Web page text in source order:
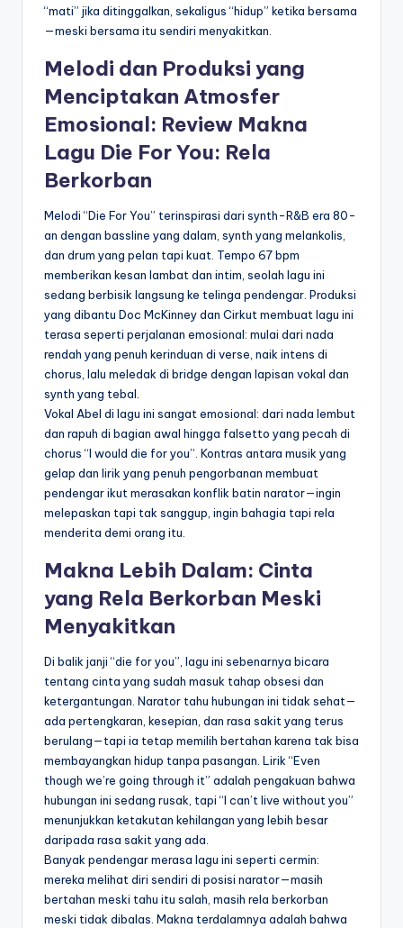
“mati” jika ditinggalkan, sekaligus “hidup” ketika bersama
—meski bersama itu sendiri menyakitkan.
Melodi dan Produksi yang
Menciptakan Atmosfer
Emosional: Review Makna
Lagu Die For You: Rela
Berkorban
Melodi “Die For You” terinspirasi dari synth-R&B era 80-
an dengan bassline yang dalam, synth yang melankolis,
dan drum yang pelan tapi kuat. Tempo 67 bpm
memberikan kesan lambat dan intim, seolah lagu ini
sedang berbisik langsung ke telinga pendengar. Produksi
yang dibantu Doc McKinney dan Cirkut membuat lagu ini
terasa seperti perjalanan emosional: mulai dari nada
rendah yang penuh kerinduan di verse, naik intens di
chorus, lalu meledak di bridge dengan lapisan vokal dan
synth yang tebal.
Vokal Abel di lagu ini sangat emosional: dari nada lembut
dan rapuh di bagian awal hingga falsetto yang pecah di
chorus “I would die for you”. Kontras antara musik yang
gelap dan lirik yang penuh pengorbanan membuat
pendengar ikut merasakan konflik batin narator—ingin
melepaskan tapi tak sanggup, ingin bahagia tapi rela
menderita demi orang itu.
Makna Lebih Dalam: Cinta
yang Rela Berkorban Meski
Menyakitkan
Di balik janji “die for you”, lagu ini sebenarnya bicara
tentang cinta yang sudah masuk tahap obsesi dan
ketergantungan. Narator tahu hubungan ini tidak sehat—
ada pertengkaran, kesepian, dan rasa sakit yang terus
berulang—tapi ia tetap memilih bertahan karena tak bisa
membayangkan hidup tanpa pasangan. Lirik “Even
though we’re going through it” adalah pengakuan bahwa
hubungan ini sedang rusak, tapi “I can’t live without you”
menunjukkan ketakutan kehilangan yang lebih besar
daripada rasa sakit yang ada.
Banyak pendengar merasa lagu ini seperti cermin:
mereka melihat diri sendiri di posisi narator—masih
bertahan meski tahu itu salah, masih rela berkorban
meski tidak dibalas. Makna terdalamnya adalah bahwa